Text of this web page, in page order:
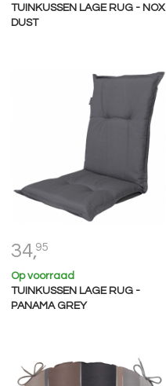
TUINKUSSEN LAGE RUG - NOX
DUST
34,95
Op voorraad
TUINKUSSEN LAGE RUG -
PANAMA GREY